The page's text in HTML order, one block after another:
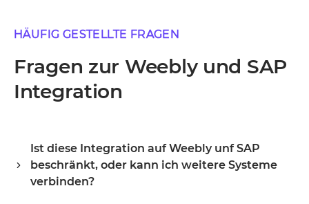
HÄUFIG GESTELLTE FRAGEN
Fragen zur Weebly und SAP
Integration
Ist diese Integration auf Weebly unf SAP
beschränkt, oder kann ich weitere Systeme
verbinden?